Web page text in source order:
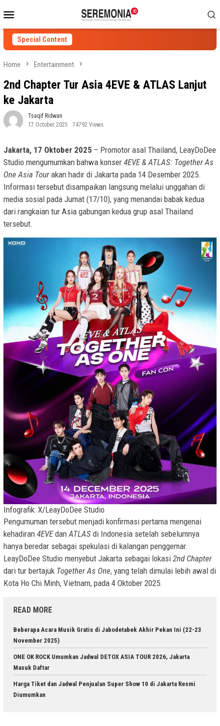
to
contentMenu
Special Content
Home Entertainment
2nd Chapter Tur Asia 4EVE & ATLAS Lanjut
ke Jakarta
Tsaqif Ridwan
17 October 2025
74792 Views
Jakarta, 17 Oktober 2025 – Promotor asal Thailand, LeayDoDee
Studio mengumumkan bahwa konser 4EVE & ATLAS: Together As
One Asia Tourakan hadir di Jakarta pada 14 Desember 2025.
Informasi tersebut disampaikan langsung melalui unggahan di
media sosial pada Jumat (17/10), yang menandai babak kedua
dari rangkaian tur Asia gabungan kedua grup asal Thailand
tersebut.
Infografik: X/LeayDoDee Studio
Pengumuman tersebut menjadi konfirmasi pertama mengenai
kehadiran 4EVEdan ATLAS di Indonesia setelah sebelumnya
hanya beredar sebagai spekulasi di kalangan penggemar.
LeayDoDee Studio menyebut Jakarta sebagai lokasi 2nd Chapter
dari tur bertajuk Together As One, yang telah dimulai lebih awal di
Kota Ho Chi Minh, Vietnam, pada 4 Oktober 2025.
READ MORE
Beberapa Acara Musik Gratis di Jabodetabek Akhir Pekan Ini (22-23
November 2025)
ONE OK ROCK Umumkan Jadwal DETOX ASIA TOUR 2026, Jakarta
Masuk Daftar
Harga Tiket dan Jadwal Penjualan Super Show 10 di Jakarta Resmi
Diumumkan